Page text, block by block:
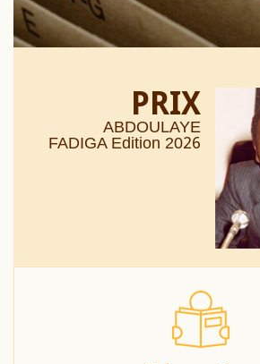
PRIX
ABDOULAYE
FADIGA Edition 2026